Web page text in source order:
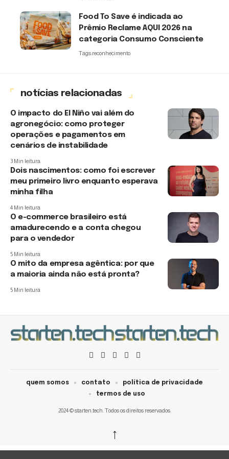
Food To Save é indicada ao
Prêmio Reclame AQUI 2026 na
categoria Consumo Consciente
Tags:reconhecimento
notícias relacionadas
O impacto do El Niño vai além do
agronegócio: como proteger
operações e pagamentos em
cenários de instabilidade
3 Min leitura
Dois nascimentos: como foi escrever
meu primeiro livro enquanto esperava
minha filha
4 Min leitura
O e-commerce brasileiro está
amadurecendo e a conta chegou
para o vendedor
5 Min leitura
O mito da empresa agêntica: por que
a maioria ainda não está pronta?
5 Min leitura
2024 © starten.tech. Todos os direitos reservados.
quem somos contato
política de privacidade
termos de uso
↑